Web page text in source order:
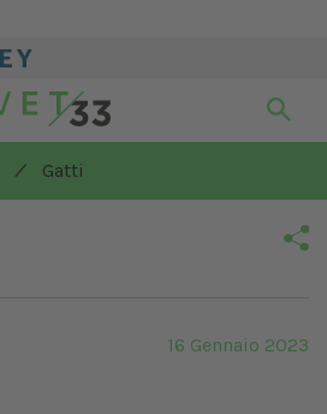
/ Gatti
16 Gennaio 2023